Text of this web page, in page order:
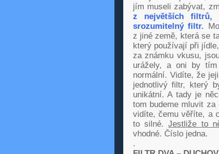
jím museli zabývat,
z největších filtrů,
srozumitelný filtr.
z jiné země, která se
který používají při
za známku vkusu,
urážely, a oni by
normální. Vidíte, že
jednotlivý filtr, který
unikátní. A tady je
tom budeme mluvit
vidíte, čemu věříte, a
to silné.Jestliže to
vhodné. Číslo jedna.
.